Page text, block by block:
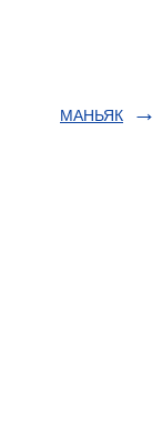
МАНЬЯК